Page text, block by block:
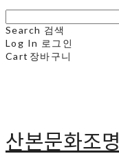
Search 검색
Log In 로그인
Cart 장바구니
산본문화조명